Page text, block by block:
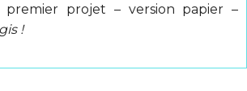
projet – version papier –
!